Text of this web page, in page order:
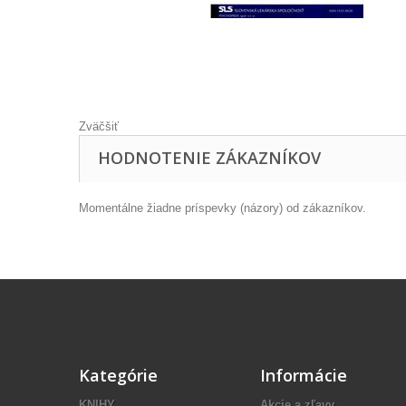
Zväčšiť
HODNOTENIE ZÁKAZNÍKOV
Momentálne žiadne príspevky (názory) od zákazníkov.
Kategórie Informácie